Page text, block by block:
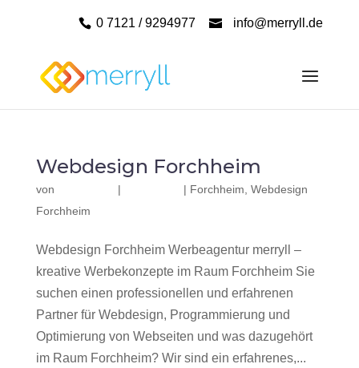
0 7121 / 9294977 info@merryll.de
Webdesign Forchheim
von | | Forchheim Webdesign
Forchheim
Webdesign Forchheim Werbeagentur merryll –
kreative Werbekonzepte im Raum Forchheim Sie
suchen einen professionellen und erfahrenen
Partner für Webdesign, Programmierung und
Optimierung von Webseiten und was dazugehört
im Raum Forchheim? Wir sind ein erfahrenes,...